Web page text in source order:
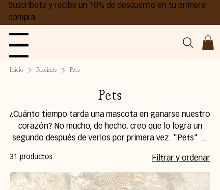
Suscríbete y recibe un 10% de descuento en tu primera
compra
Inicio Paolines Pets
Pets
¿Cuánto tiempo tarda una mascota en ganarse nuestro
corazón? No mucho, de hecho, creo que lo logra un
segundo después de verlos por primera vez. "Pets" es
sanador de nuestras mascotas. Que cada Paolín de
esta colección sea tu forma de llevar ese amor siempre
contigo.
31 productos Filtrar y ordenar